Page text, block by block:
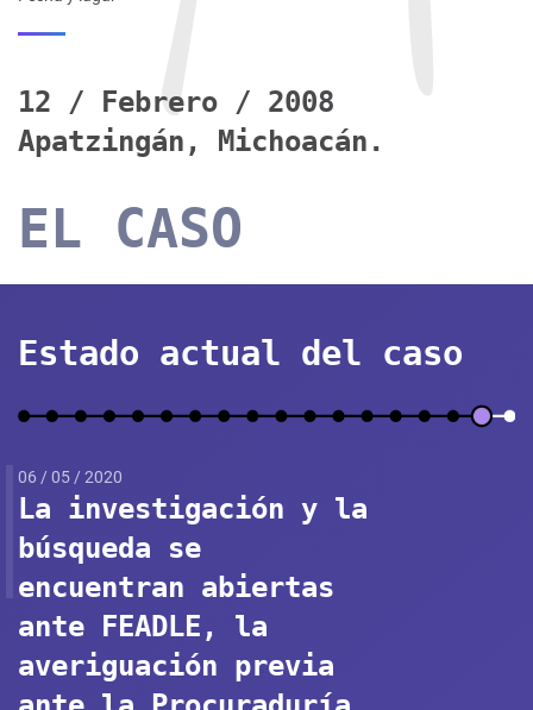
12 / Febrero / 2008
Apatzingán, Michoacán.
EL CASO
Estado actual del caso
06 / 05 / 2020
La investigación y la
búsqueda se
encuentran abiertas
ante FEADLE, la
averiguación previa